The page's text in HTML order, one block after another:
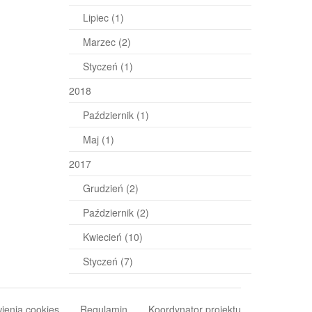
Lipiec (1)
Marzec (2)
Styczeń (1)
2018
Październik (1)
Maj (1)
2017
Grudzień (2)
Październik (2)
Kwiecień (10)
Styczeń (7)
cookies Regulamin Koordynator projektu